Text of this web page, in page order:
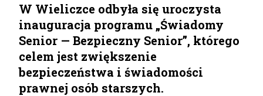
W Wieliczce odbyła się uroczysta
inauguracja programu „Świadomy
Senior — Bezpieczny Senior”, którego
celem jest zwiększenie
bezpieczeństwa i świadomości
prawnej osób starszych.